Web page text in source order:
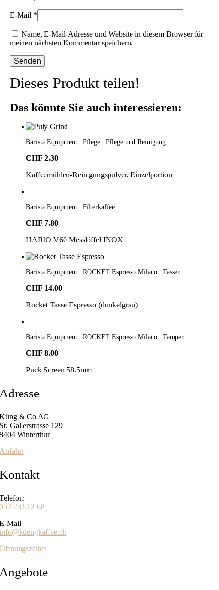
E-Mail *
Name, E-Mail-Adresse und Website in diesem Browser für
meinen nächsten Kommentar speichern.
Dieses Produkt teilen!
Das könnte Sie auch interessieren:
Barista Equipment | Pflege | Pflege und Reinigung
CHF 2.30
Kaffeemühlen-Reinigungspulver, Einzelportion
Barista Equipment | Filterkaffee
CHF 7.80
HARIO V60 Messlöffel INOX
Barista Equipment | ROCKET Espresso Milano | Tassen
CHF 14.00
Rocket Tasse Espresso (dunkelgrau)
Barista Equipment | ROCKET Espresso Milano | Tampen
CHF 8.00
Puck Screen 58.5mm
Adresse
Küng & Co AG
St. Gallerstrasse 129
8404 Winterthur
Anfahrt
Kontakt
Telefon:
052 233 12 68
E-Mail:
info@kuengkaffee.ch
Öffnungszeiten
Angebote